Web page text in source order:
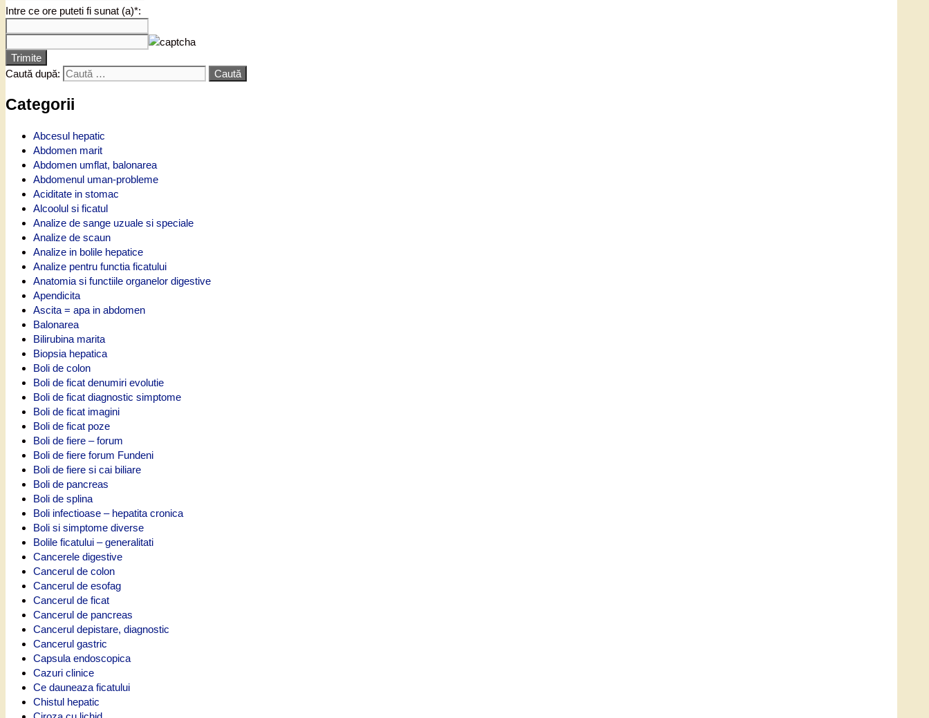
Intre ce ore puteti fi sunat (a)*:
Trimite
Caută după:
Categorii
Abcesul hepatic
Abdomen marit
Abdomen umflat, balonarea
Abdomenul uman-probleme
Aciditate in stomac
Alcoolul si ficatul
Analize de sange uzuale si speciale
Analize de scaun
Analize in bolile hepatice
Analize pentru functia ficatului
Anatomia si functiile organelor digestive
Apendicita
Ascita = apa in abdomen
Balonarea
Bilirubina marita
Biopsia hepatica
Boli de colon
Boli de ficat denumiri evolutie
Boli de ficat diagnostic simptome
Boli de ficat imagini
Boli de ficat poze
Boli de fiere – forum
Boli de fiere forum Fundeni
Boli de fiere si cai biliare
Boli de pancreas
Boli de splina
Boli infectioase – hepatita cronica
Boli si simptome diverse
Bolile ficatului – generalitati
Cancerele digestive
Cancerul de colon
Cancerul de esofag
Cancerul de ficat
Cancerul de pancreas
Cancerul depistare, diagnostic
Cancerul gastric
Capsula endoscopica
Cazuri clinice
Ce dauneaza ficatului
Chistul hepatic